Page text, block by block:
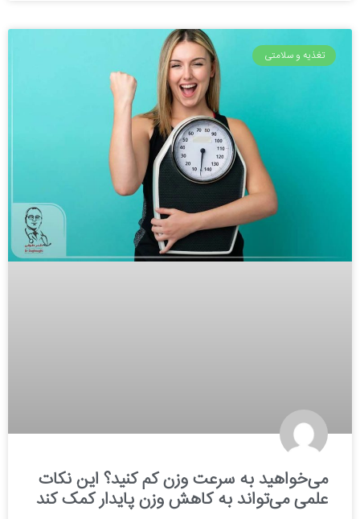
تغذیه و سلامتی
می‌خواهید به سرعت وزن کم کنید؟ این نکات
علمی می‌تواند به کاهش وزن پایدار کمک کند